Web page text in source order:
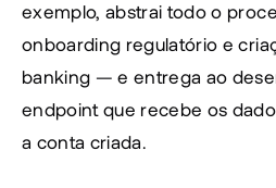
exemplo, abstrai todo o
onboarding regulatório e
banking — e entrega ao
endpoint que recebe os
a conta criada.